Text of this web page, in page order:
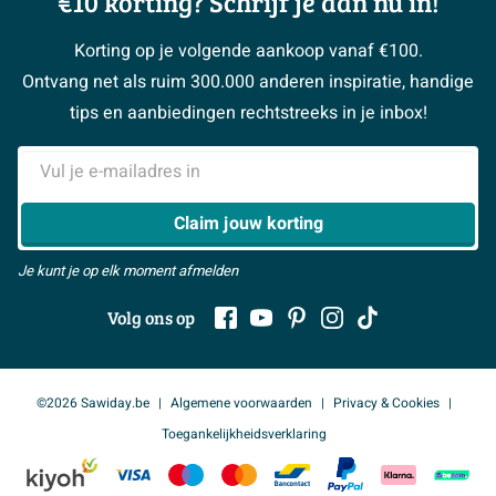
Garantie / klachten
Reviewbeleid
> Naar de klantenservice
Klustips
Klusadvies
> Alle adviesmogelijkheden
Magazine
#MySawiday
> Naar inspiratie
Vacatures
Sawiday PRO
BeCommerce
Samenwerken
> Alles over showrooms
Korting op je volgende aankoop vanaf €100.
Ontvang net als ruim 300.000 anderen inspiratie, handige
tips en aanbiedingen rechtstreeks in je inbox!
E-mailadres
Claim jouw korting
Je kunt je op elk moment afmelden
Volg ons op
©2026 Sawiday.be Algemene voorwaarden
Privacy & Cookies
Toegankelijkheidsverklaring